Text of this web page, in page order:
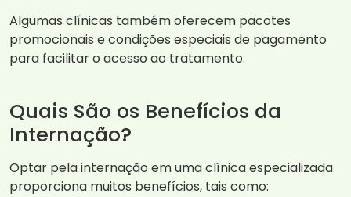
Algumas clínicas também oferecem pacotes
promocionais e condições especiais de pagamento
para facilitar o acesso ao tratamento.
Quais São os Benefícios da
Internação?
Optar pela internação em uma clínica especializada
proporciona muitos benefícios, tais como: